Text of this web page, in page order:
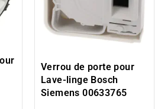
Verrou de porte pour
Lave-linge Bosch
Siemens 00633765